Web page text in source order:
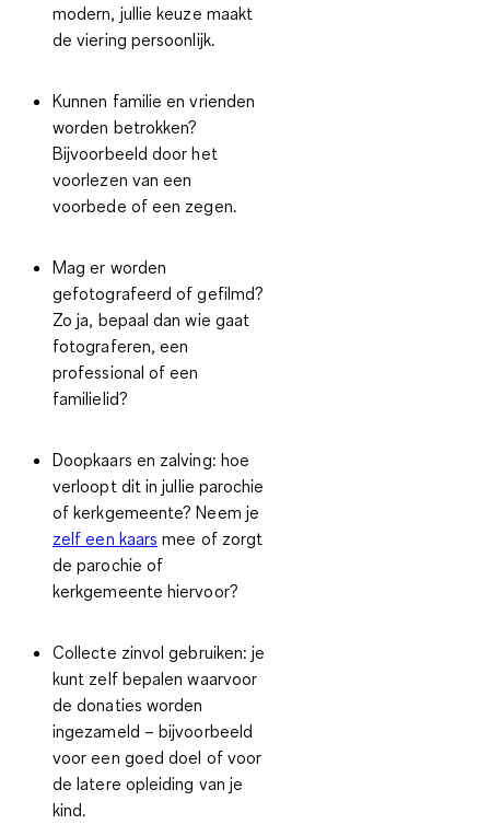
modern, jullie keuze maakt
de viering persoonlijk.
Kunnen familie en vrienden
worden betrokken?
Bijvoorbeeld door het
voorlezen van een
voorbede of een zegen.
Mag er worden
gefotografeerd of gefilmd?
Zo ja, bepaal dan wie gaat
fotograferen, een
professional of een
familielid?
Doopkaars en zalving: hoe
verloopt dit in jullie parochie
of kerkgemeente? Neem je
zelf een kaars mee of zorgt
de parochie of
kerkgemeente hiervoor?
Collecte zinvol gebruiken:je
kunt zelf bepalen waarvoor
de donaties worden
ingezameld – bijvoorbeeld
voor een goed doel of voor
de latere opleiding van je
kind.